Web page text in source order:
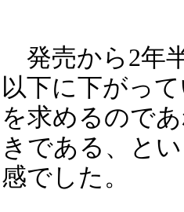
発売から2年
以下に下がっ
を求めるので
きである、と
感でした。